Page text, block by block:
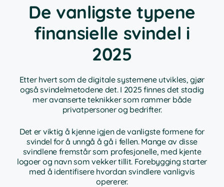
De vanligste typene
finansielle svindel i
2025
Etter hvert som de digitale systemene utvikles, gjør
også svindelmetodene det. I 2025 finnes det stadig
mer avanserte teknikker som rammer både
privatpersoner og bedrifter.
Det er viktig å kjenne igjen de vanligste formene for
svindel for å unngå å gå i fellen. Mange av disse
svindlene fremstår som profesjonelle, med kjente
logoer og navn som vekker tillit. Forebygging starter
med å identifisere hvordan svindlere vanligvis
opererer.